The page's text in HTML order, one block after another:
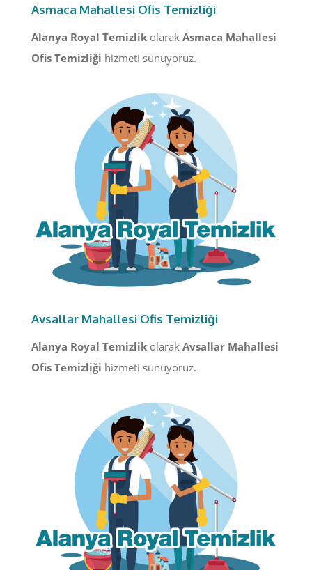
Asmaca Mahallesi Ofis Temizliği
Alanya Royal Temizlik olarak Asmaca Mahallesi
Ofis Temizliği hizmeti sunuyoruz.
Avsallar Mahallesi Ofis Temizliği
Alanya Royal Temizlik olarak Avsallar Mahallesi
Ofis Temizliği hizmeti sunuyoruz.